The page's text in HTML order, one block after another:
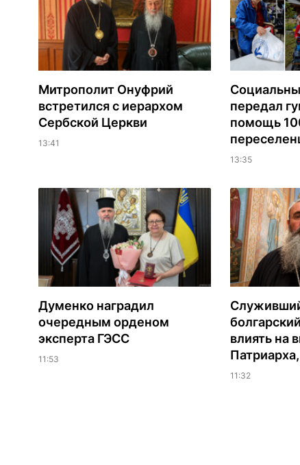
Митрополит Онуфрий
встретился с иерархом
Сербской Церкви
13:41
передал
помощь
13:35
Думенко наградил
очередным орденом
эксперта ГЭСС
11:53
влиять на
11:32